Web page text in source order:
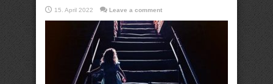
15. April 2022 Leave a comment